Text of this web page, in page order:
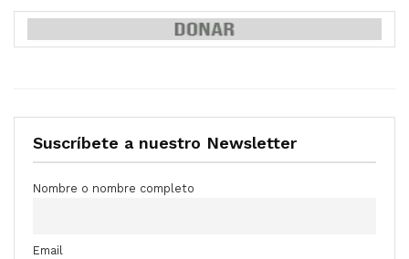
Suscríbete a nuestro Newsletter
Nombre o nombre completo
Email